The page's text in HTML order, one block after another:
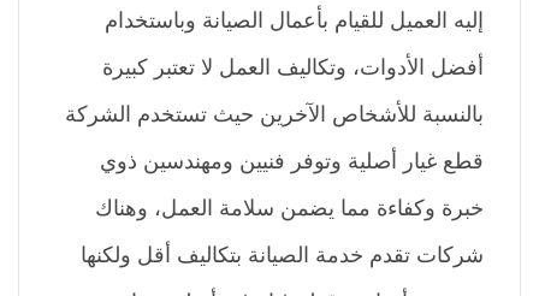
إليه العميل للقيام بأعمال الصيانة وباستخدام
أفضل الأدوات، وتكاليف العمل لا تعتبر كبيرة
بالنسبة للأشخاص الآخرين حيث تستخدم الشركة
قطع غيار أصلية وتوفر فنيين ومهندسين ذوي
خبرة وكفاءة مما يضمن سلامة العمل، وهناك
شركات تقدم خدمة الصيانة بتكاليف أقل ولكنها